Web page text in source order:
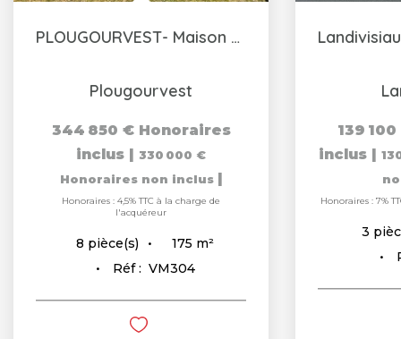
PLOUGOURVEST- Maison de caractère- 8 pièces 175m2
Plougourvest
344 850 € Honoraires
inclus | 330 000 €
Honoraires non inclus |
Honoraires : 4,5% TTC à la charge de
l'acquéreur
8 pièce(s) 175 m²
Réf : VM304
139
inclus |
Honoraires : 7%
3